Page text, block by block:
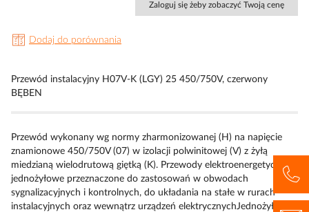
Zaloguj się żeby zobaczyć Twoją cenę
Dodaj do porównania
Przewód instalacyjny H07V-K (LGY) 25 450/750V, czerwony
BĘBEN
Przewód wykonany wg normy zharmonizowanej (H) na napięcie
znamionowe 450/750V (07) w izolacji polwinitowej (V) z żyłą
miedzianą wielodrutową giętką (K). Przewody elektroenergetyczne
jednożyłowe przeznaczone do zastosowań w obwodach
sygnalizacyjnych i kontrolnych, do układania na stałe w rurach
instalacyjnych oraz wewnątrz urządzeń elektrycznychJednożyłowe